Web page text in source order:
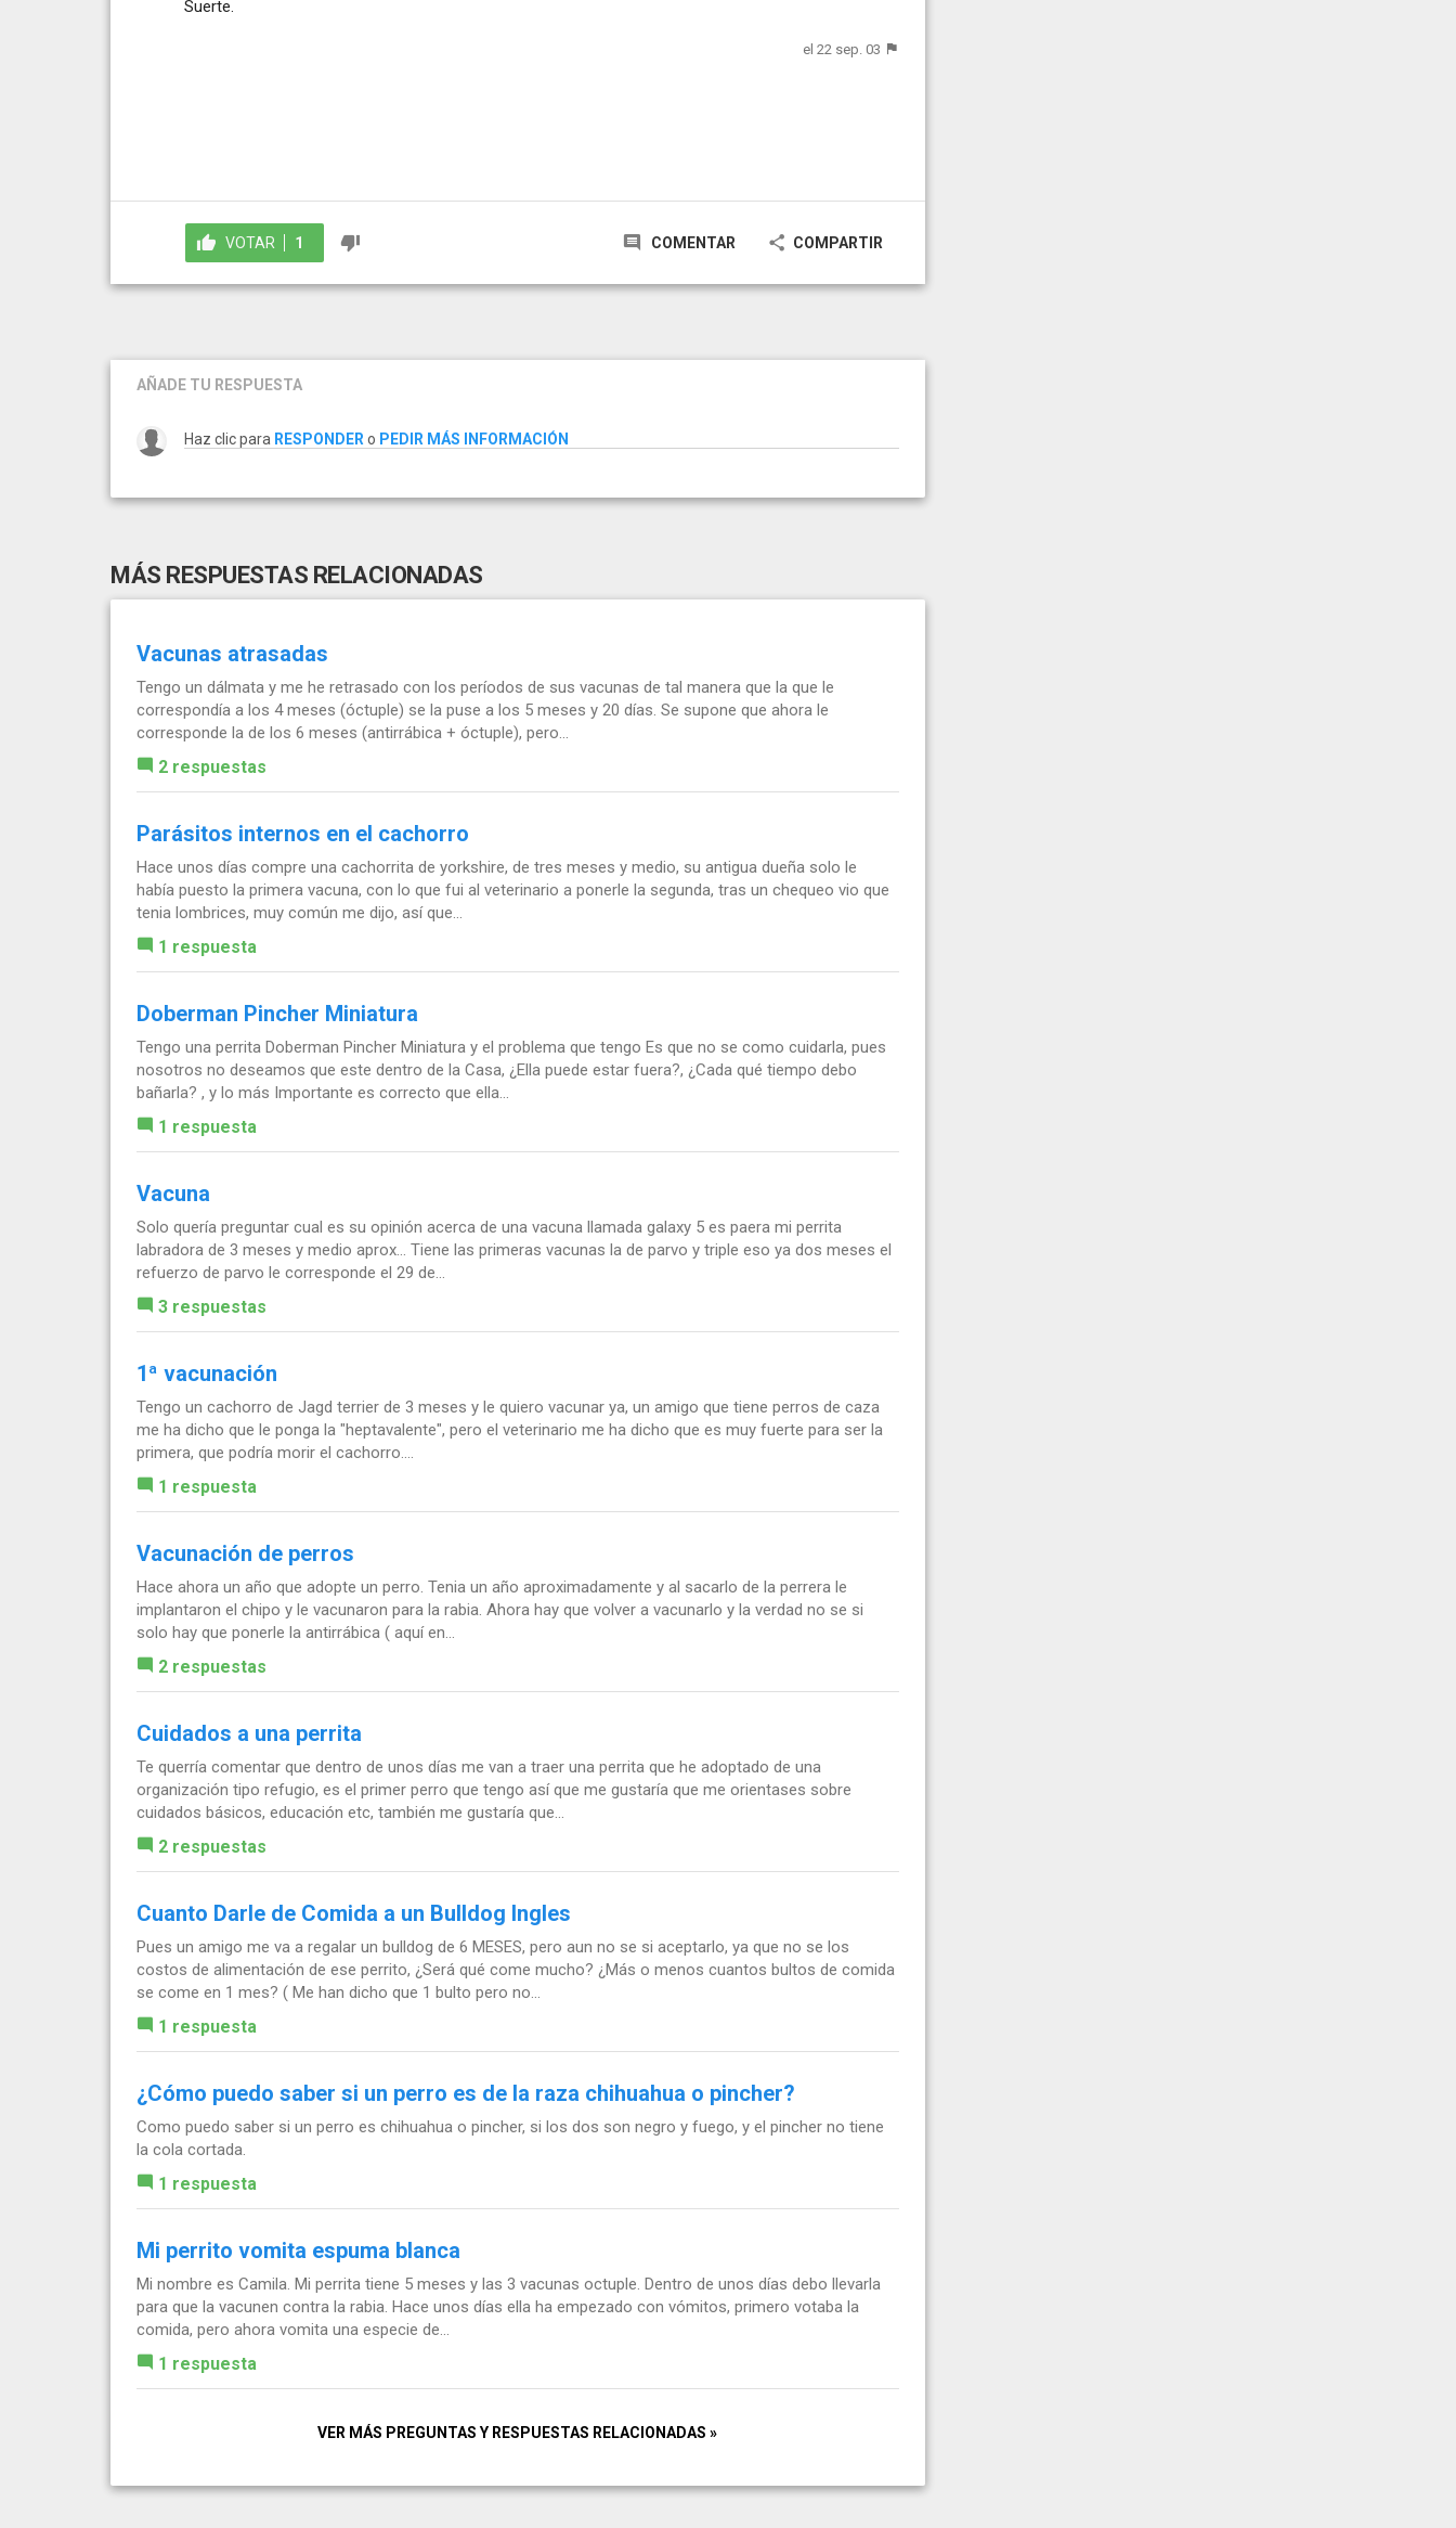
Suerte.
el 22 sep. 03
VOTAR 1 COMENTAR COMPARTIR
AÑADE TU RESPUESTA
Haz clic para RESPONDER o PEDIR MÁS INFORMACIÓN
MÁS RESPUESTAS RELACIONADAS
Vacunas atrasadas
Tengo un dálmata y me he retrasado con los períodos de sus vacunas de tal manera que la que le
correspondía a los 4 meses (óctuple) se la puse a los 5 meses y 20 días. Se supone que ahora le
corresponde la de los 6 meses (antirrábica + óctuple), pero...
2 respuestas
Parásitos internos en el cachorro
Hace unos días compre una cachorrita de yorkshire, de tres meses y medio, su antigua dueña solo le
había puesto la primera vacuna, con lo que fui al veterinario a ponerle la segunda, tras un chequeo vio que
tenia lombrices, muy común me dijo, así que...
1 respuesta
Doberman Pincher Miniatura
Tengo una perrita Doberman Pincher Miniatura y el problema que tengo Es que no se como cuidarla, pues
nosotros no deseamos que este dentro de la Casa, ¿Ella puede estar fuera?, ¿Cada qué tiempo debo
bañarla? , y lo más Importante es correcto que ella...
1 respuesta
Vacuna
Solo quería preguntar cual es su opinión acerca de una vacuna llamada galaxy 5 es paera mi perrita
labradora de 3 meses y medio aprox... Tiene las primeras vacunas la de parvo y triple eso ya dos meses el
refuerzo de parvo le corresponde el 29 de...
3 respuestas
1ª vacunación
Tengo un cachorro de Jagd terrier de 3 meses y le quiero vacunar ya, un amigo que tiene perros de caza
me ha dicho que le ponga la "heptavalente", pero el veterinario me ha dicho que es muy fuerte para ser la
primera, que podría morir el cachorro....
1 respuesta
Vacunación de perros
Hace ahora un año que adopte un perro. Tenia un año aproximadamente y al sacarlo de la perrera le
implantaron el chipo y le vacunaron para la rabia. Ahora hay que volver a vacunarlo y la verdad no se si
solo hay que ponerle la antirrábica ( aquí en...
2 respuestas
Cuidados a una perrita
Te querría comentar que dentro de unos días me van a traer una perrita que he adoptado de una
organización tipo refugio, es el primer perro que tengo así que me gustaría que me orientases sobre
cuidados básicos, educación etc, también me gustaría que...
2 respuestas
Cuanto Darle de Comida a un Bulldog Ingles
Pues un amigo me va a regalar un bulldog de 6 MESES, pero aun no se si aceptarlo, ya que no se los
costos de alimentación de ese perrito, ¿Será qué come mucho? ¿Más o menos cuantos bultos de comida
se come en 1 mes? ( Me han dicho que 1 bulto pero no...
1 respuesta
¿Cómo puedo saber si un perro es de la raza chihuahua o pincher?
Como puedo saber si un perro es chihuahua o pincher, si los dos son negro y fuego, y el pincher no tiene
la cola cortada.
1 respuesta
Mi perrito vomita espuma blanca
Mi nombre es Camila. Mi perrita tiene 5 meses y las 3 vacunas octuple. Dentro de unos días debo llevarla
para que la vacunen contra la rabia. Hace unos días ella ha empezado con vómitos, primero votaba la
comida, pero ahora vomita una especie de...
1 respuesta
VER MÁS PREGUNTAS Y RESPUESTAS RELACIONADAS »